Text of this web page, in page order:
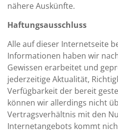
nähere Auskünfte.
Haftungsausschluss
Alle auf dieser Internetseite
Informationen haben wir
Gewissen erarbeitet und
jederzeitige Aktualität,
Verfügbarkeit der bereit
können wir allerdings nicht
Vertragsverhältnis mit den
Internetangebots kommt